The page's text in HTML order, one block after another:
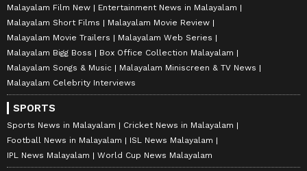
Malayalam Film New
Entertainment News in Malayalam
Malayalam Short Films
Malayalam Movie Review
Malayalam Movie Trailers
Malayalam Web Series
Malayalam Bigg Boss
Box Office Collection Malayalam
Malayalam Songs & Music
Malayalam Miniscreen & TV News
Malayalam Celebrity Interviews
SPORTS
Sports News in Malayalam
Cricket News in Malayalam
Football News in Malayalam
ISL News Malayalam
IPL News Malayalam
World Cup News Malayalam